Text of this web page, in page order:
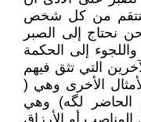
تنتقم من كل شخص
نحتاج إلى الصبر
إلى الحكمة
التي تثق فيهم
الأخرى وهي (
لگه) وهي